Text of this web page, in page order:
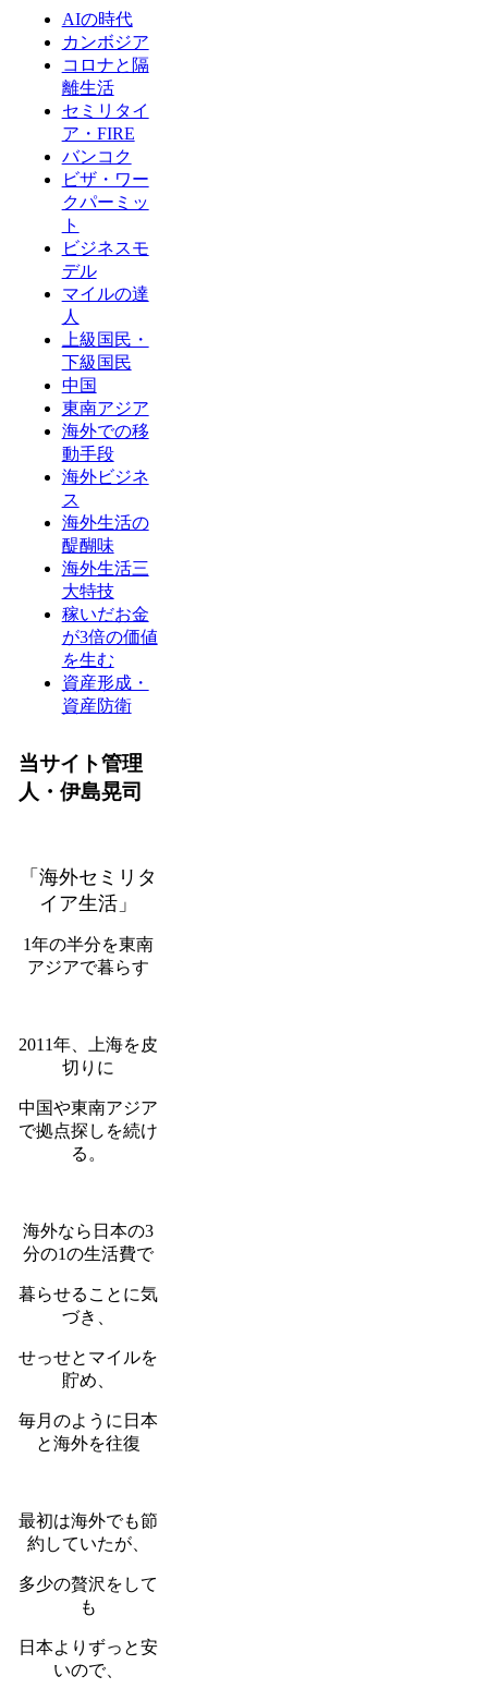
AIの時代
カンボジア
コロナと隔
離生活
セミリタイ
ア・FIRE
バンコク
ビザ・ワー
クパーミッ
ト
ビジネスモ
デル
マイルの達
人
上級国民・
下級国民
中国
東南アジア
海外での移
動手段
海外ビジネ
ス
海外生活の
醍醐味
海外生活三
大特技
稼いだお金
が3倍の価値
を生む
資産形成・
資産防衛
当サイト管理
人・伊島晃司
「海外セミリタ
イア生活」
1年の半分を東南
アジアで暮らす
2011年、上海を皮
切りに
中国や東南アジア
で拠点探しを続け
る。
海外なら日本の3
分の1の生活費で
暮らせることに気
づき、
せっせとマイルを
貯め、
毎月のように日本
と海外を往復
最初は海外でも節
約していたが、
多少の贅沢をして
も
日本よりずっと安
いので、